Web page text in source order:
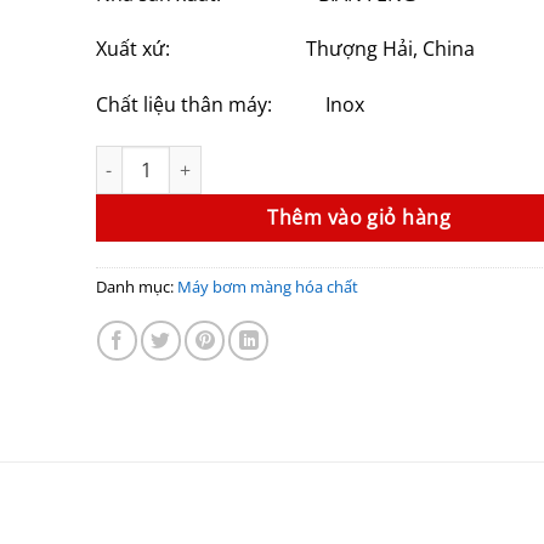
Xuất xứ: Thượng Hải, China
Chất liệu thân máy: Inox
Máy bơm màng hóa chất GODO QBY3-50PTFF số lượng
Thêm vào giỏ hàng
Danh mục: Máy bơm màng hóa chất